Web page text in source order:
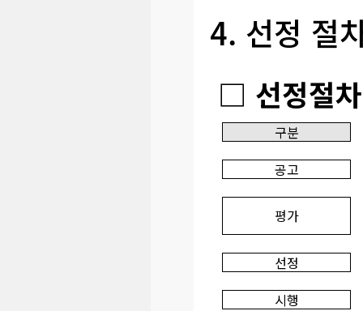
4. 선정 절
□ 선정절차
구분
공고
평가
선정
시행